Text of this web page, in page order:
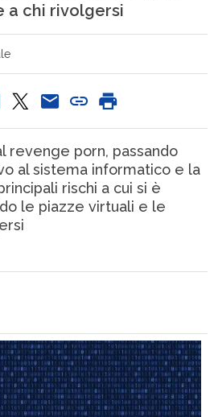
a chi rivolgersi
revenge porn, passando
al sistema informatico e la
rischi a cui si è
le piazze virtuali e le